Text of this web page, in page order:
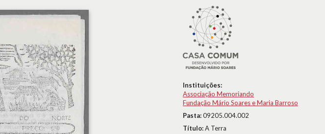
Instituições:
Associação Memoriando
Fundação Mário Soares e Maria Barroso
Pasta:09205.004.002
Título:A Terra